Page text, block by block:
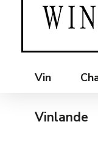
Vin
Vinlande